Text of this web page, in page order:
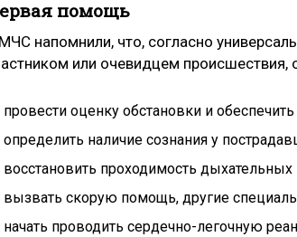
помощь
напомнили, что, согласно
или очевидцем
провести оценку обстановки и
определить наличие сознания у
восстановить проходимость дыхательных
вызвать скорую помощь, другие
начать проводить сердечно-легочную